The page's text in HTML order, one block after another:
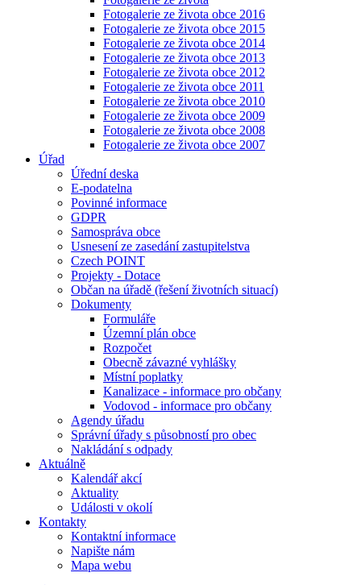
Fotogalerie ze života obce 2016
Fotogalerie ze života obce 2015
Fotogalerie ze života obce 2014
Fotogalerie ze života obce 2013
Fotogalerie ze života obce 2012
Fotogalerie ze života obce 2011
Fotogalerie ze života obce 2010
Fotogalerie ze života obce 2009
Fotogalerie ze života obce 2008
Fotogalerie ze života obce 2007
Úřad
Úřední deska
E-podatelna
Povinné informace
GDPR
Samospráva obce
Usnesení ze zasedání zastupitelstva
Czech POINT
Projekty - Dotace
Občan na úřadě (řešení životních situací)
Dokumenty
Formuláře
Územní plán obce
Rozpočet
Obecně závazné vyhlášky
Místní poplatky
Kanalizace - informace pro občany
Vodovod - informace pro občany
Agendy úřadu
Správní úřady s působností pro obec
Nakládání s odpady
Aktuálně
Kalendář akcí
Aktuality
Události v okolí
Kontakty
Kontaktní informace
Napište nám
Mapa webu